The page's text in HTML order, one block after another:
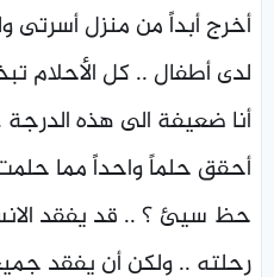
أخرج أبداً من منزل أسرتى
لدى أطفال .. كل الأحلام
أنا ضعيفة الى هذه
أحقق حلماً واحداً مما
حظ سيئ ؟ .. قد يفقد
رحلته .. ولكن أن يفقد